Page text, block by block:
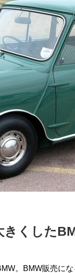
きくした
。BMW販売に